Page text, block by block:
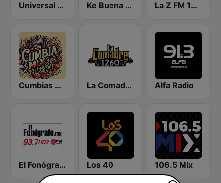
Universal 88.1 FM Ke Buena 92.9 FM La Z FM 107.3
Cumbias Mix La Comadre 1260 AM Alfa Radio
El Fonógrafo HD2 Los 40 106.5 Mix